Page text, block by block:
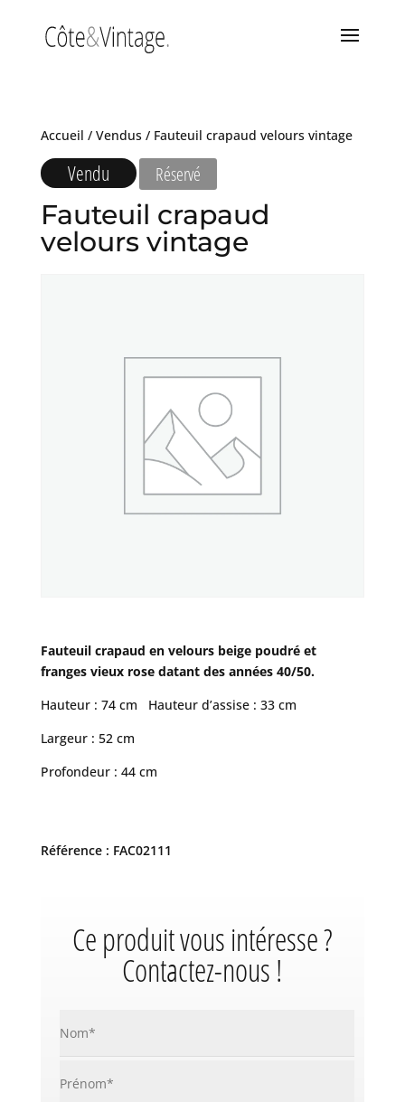
Accueil / Vendus/ Fauteuil crapaud velours vintage
Vendu Réservé
Fauteuil crapaud
velours vintage
Fauteuil crapaud en velours beige poudré et
franges vieux rose datant des années 40/50.
Hauteur : 74 cm Hauteur d’assise : 33 cm
Largeur : 52 cm
Profondeur : 44 cm
Référence : FAC02111
Ce produit vous intéresse ?
Contactez-nous !